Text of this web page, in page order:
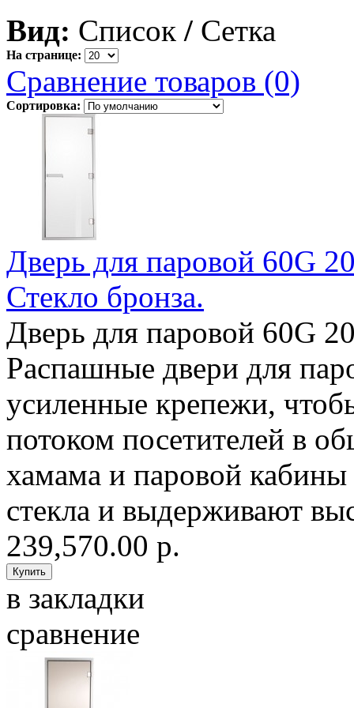
Вид: Список / Сетка
На странице:
Сравнение товаров (0)
Сортировка:
Дверь для паровой 60G
Стекло бронза.
Дверь для паровой 60G
Распашные двери для
усиленные крепежи,
потоком посетителей в
хамама и паровой
стекла и выдерживают
239,570.00 р.
в закладки
сравнение